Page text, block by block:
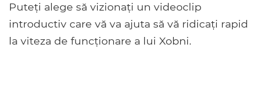
Puteți alege să vizionați un videoclip
introductiv care vă va ajuta să vă ridicați rapid
la viteza de funcționare a lui Xobni.